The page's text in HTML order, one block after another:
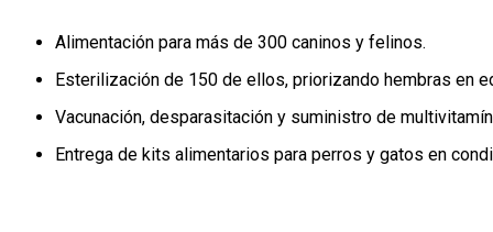
Alimentación para más de 300 caninos y felinos.
Esterilización de 150 de ellos, priorizando hembras en
Vacunación, desparasitación y suministro de
Entrega de kits alimentarios para perros y gatos en